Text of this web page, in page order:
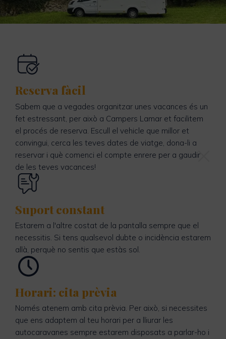
Reserva fàcil
Sabem que a vegades organitzar unes vacances és un
fet estressant, per això a Campers Lamar et facilitem
el procés de reserva. Escull el vehicle que millor et
convingui, cerca les teves dates de viatge, dona-li a
reservar i què comenci el compte enrere per a gaudir
de les teves vacances!
Suport constant
Estarem a l'altre costat de la pantalla sempre que el
necessitis. Si tens qualsevol dubte o incidència estarem
allà, perquè no sentis que estàs sol.
Horari: cita prèvia
Només atenem amb cita prèvia. Per això, si necessites
que ens adaptem al teu horari per a lliurar les
autocaravanes sempre estarem disposats a parlar-ho i